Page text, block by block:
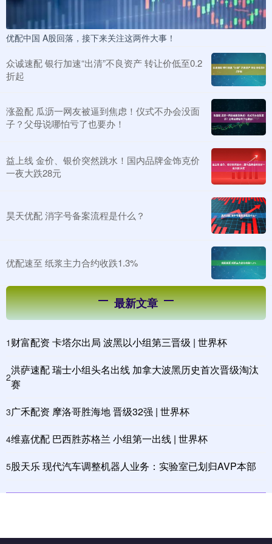
优配中国 A股回落，接下来关注这两件大事！
众诚速配 银行加速“出清”不良资产 转让价低至0.2
折起
涨盈配 瓜沥一网友被逼到焦虑！仪式不办会没面
子？父母说哪怕亏了也要办！
益上线 金价、银价突然跳水！国内品牌金饰克价
一夜大跌28元
昊天优配 消字号备案流程是什么？
优配速至 纸浆主力合约收跌1.3%
最新文章
1 财富配资 卡塔尔出局 波黑以小组第三晋级 | 世界杯
2
洪萨速配 瑞士小组头名出线 加拿大波黑历史首次晋级淘汰
赛
3广禾配资 摩洛哥胜海地 晋级32强 | 世界杯
4维嘉优配 巴西胜苏格兰 小组第一出线 | 世界杯
5股天乐 现代汽车调整机器人业务：实验室已划归AVP本部